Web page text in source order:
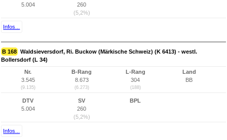
5.004
260
(5,2%)
Infos...
B 168 Waldsieversdorf, Ri. Buckow (Märkische Schweiz) (K 6413) - westl.
Bollersdorf (L 34)
Nr.
3.545
(9.135)
B-Rang
8.673
(6.273)
L-Rang
304
(188)
Land
BB
DTV
5.004
SV
260
(5,2%)
BPL
Infos...